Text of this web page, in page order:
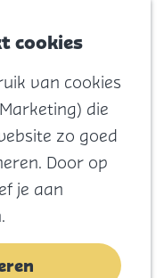
cookies
van cookies
die
zo goed
Door op
je aan
Naar het
Natuur
Cultuur en
vermaak
Winkelen
Koningsdag
Blijf
niet meer
actuele aanbod
opties.